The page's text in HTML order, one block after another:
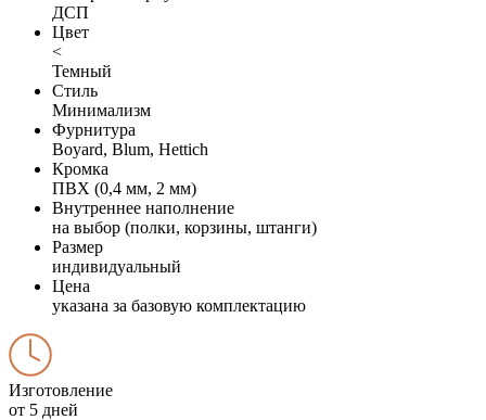
ДСП
Цвет
<
Темный
Стиль
Минимализм
Фурнитура
Boyard, Blum, Hettich
Кромка
ПВХ (0,4 мм, 2 мм)
Внутреннее наполнение
на выбор (полки, корзины, штанги)
Размер
индивидуальный
Цена
указана за базовую комплектацию
Изготовление
от 5 дней